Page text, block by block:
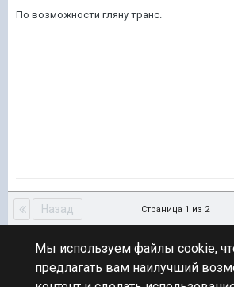
По возможности гляну транс.
Назад Страница 1 из 2
Эта тема закрыта для публикации
Мы используем файлы cookie,
предлагать вам наилучший